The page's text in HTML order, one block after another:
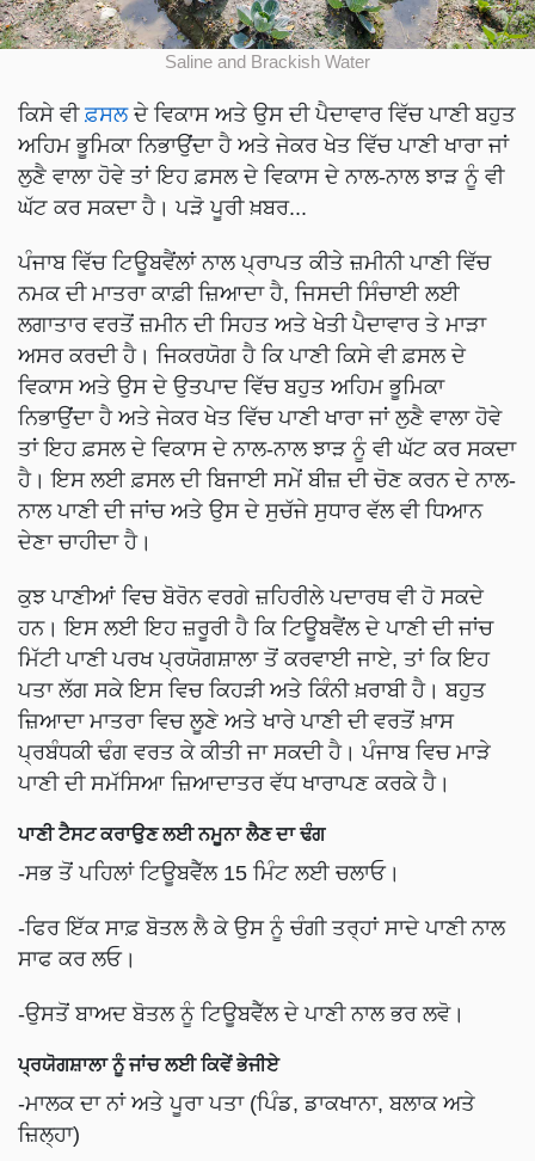
Saline and Brackish Water
ਕਿਸੇ ਵੀ ਫ਼ਸਲਦੇ ਵਿਕਾਸ ਅਤੇ ਉਸ ਦੀ ਪੈਦਾਵਾਰ ਵਿੱਚ ਪਾਣੀ ਬਹੁਤ
ਅਹਿਮ ਭੂਮਿਕਾ ਨਿਭਾਉਂਦਾ ਹੈ ਅਤੇ ਜੇਕਰ ਖੇਤ ਵਿੱਚ ਪਾਣੀ ਖਾਰਾ ਜਾਂ
ਲੁਣੈ ਵਾਲਾ ਹੋਵੇ ਤਾਂ ਇਹ ਫ਼ਸਲ ਦੇ ਵਿਕਾਸ ਦੇ ਨਾਲ-ਨਾਲ ਝਾੜ ਨੂੰ ਵੀ
ਘੱਟ ਕਰ ਸਕਦਾ ਹੈ। ਪੜੋ ਪੂਰੀ ਖ਼ਬਰ...
ਪੰਜਾਬ ਵਿੱਚ ਟਿਊਬਵੈਂਲਾਂ ਨਾਲ ਪ੍ਰਾਪਤ ਕੀਤੇ ਜ਼ਮੀਨੀ ਪਾਣੀ ਵਿੱਚ
ਨਮਕ ਦੀ ਮਾਤਰਾ ਕਾਫ਼ੀ ਜ਼ਿਆਦਾ ਹੈ, ਜਿਸਦੀ ਸਿੰਚਾਈ ਲਈ
ਲਗਾਤਾਰ ਵਰਤੋਂ ਜ਼ਮੀਨ ਦੀ ਸਿਹਤ ਅਤੇ ਖੇਤੀ ਪੈਦਾਵਾਰ ਤੇ ਮਾੜਾ
ਅਸਰ ਕਰਦੀ ਹੈ। ਜਿਕਰਯੋਗ ਹੈ ਕਿ ਪਾਣੀ ਕਿਸੇ ਵੀ ਫ਼ਸਲ ਦੇ
ਵਿਕਾਸ ਅਤੇ ਉਸ ਦੇ ਉਤਪਾਦ ਵਿੱਚ ਬਹੁਤ ਅਹਿਮ ਭੂਮਿਕਾ
ਨਿਭਾਉਂਦਾ ਹੈ ਅਤੇ ਜੇਕਰ ਖੇਤ ਵਿੱਚ ਪਾਣੀ ਖਾਰਾ ਜਾਂ ਲੁਣੈ ਵਾਲਾ ਹੋਵੇ
ਤਾਂ ਇਹ ਫ਼ਸਲ ਦੇ ਵਿਕਾਸ ਦੇ ਨਾਲ-ਨਾਲ ਝਾੜ ਨੂੰ ਵੀ ਘੱਟ ਕਰ ਸਕਦਾ
ਹੈ। ਇਸ ਲਈ ਫ਼ਸਲ ਦੀ ਬਿਜਾਈ ਸਮੇਂ ਬੀਜ਼ ਦੀ ਚੋਣ ਕਰਨ ਦੇ ਨਾਲ-
ਨਾਲ ਪਾਣੀ ਦੀ ਜਾਂਚ ਅਤੇ ਉਸ ਦੇ ਸੁਚੱਜੇ ਸੁਧਾਰ ਵੱਲ ਵੀ ਧਿਆਨ
ਦੇਣਾ ਚਾਹੀਦਾ ਹੈ।
ਕੁਝ ਪਾਣੀਆਂ ਵਿਚ ਬੋਰੋਨ ਵਰਗੇ ਜ਼ਹਿਰੀਲੇ ਪਦਾਰਥ ਵੀ ਹੋ ਸਕਦੇ
ਹਨ। ਇਸ ਲਈ ਇਹ ਜ਼ਰੂਰੀ ਹੈ ਕਿ ਟਿਊਬਵੈਂਲ ਦੇ ਪਾਣੀ ਦੀ ਜਾਂਚ
ਮਿੱਟੀ ਪਾਣੀ ਪਰਖ ਪ੍ਰਯੋਗਸ਼ਾਲਾ ਤੋਂ ਕਰਵਾਈ ਜਾਏ, ਤਾਂ ਕਿ ਇਹ
ਪਤਾ ਲੱਗ ਸਕੇ ਇਸ ਵਿਚ ਕਿਹੜੀ ਅਤੇ ਕਿੰਨੀ ਖ਼ਰਾਬੀ ਹੈ। ਬਹੁਤ
ਜ਼ਿਆਦਾ ਮਾਤਰਾ ਵਿਚ ਲੂਣੇ ਅਤੇ ਖਾਰੇ ਪਾਣੀ ਦੀ ਵਰਤੋਂ ਖ਼ਾਸ
ਪ੍ਰਬੰਧਕੀ ਢੰਗ ਵਰਤ ਕੇ ਕੀਤੀ ਜਾ ਸਕਦੀ ਹੈ। ਪੰਜਾਬ ਵਿਚ ਮਾੜੇ
ਪਾਣੀ ਦੀ ਸਮੱਸਿਆ ਜ਼ਿਆਦਾਤਰ ਵੱਧ ਖਾਰਾਪਣ ਕਰਕੇ ਹੈ।
ਪਾਣੀ ਟੈਸਟ ਕਰਾਉਣ ਲਈ ਨਮੂਨਾ ਲੈਣ ਦਾ ਢੰਗ
-ਸਭ ਤੋਂ ਪਹਿਲਾਂ ਟਿਊਬਵੈੱਲ 15 ਮਿੰਟ ਲਈ ਚਲਾਓ।
-ਫਿਰ ਇੱਕ ਸਾਫ਼ ਬੋਤਲ ਲੈ ਕੇ ਉਸ ਨੂੰ ਚੰਗੀ ਤਰ੍ਹਾਂ ਸਾਦੇ ਪਾਣੀ ਨਾਲ
ਸਾਫ ਕਰ ਲਓ।
-ਉਸਤੋਂ ਬਾਅਦ ਬੋਤਲ ਨੂੰ ਟਿਊਬਵੈੱਲ ਦੇ ਪਾਣੀ ਨਾਲ ਭਰ ਲਵੋ।
ਪ੍ਰਯੋਗਸ਼ਾਲਾ ਨੂੰ ਜਾਂਚ ਲਈ ਕਿਵੇਂ ਭੇਜੀਏ
-ਮਾਲਕ ਦਾ ਨਾਂ ਅਤੇ ਪੂਰਾ ਪਤਾ (ਪਿੰਡ, ਡਾਕਖਾਨਾ, ਬਲਾਕ ਅਤੇ
ਜ਼ਿਲ੍ਹਾ)